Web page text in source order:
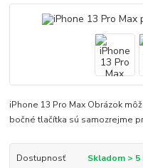
iPhone 13 Pro Max Obrázok
bočné tlačítka sú samozrejme
Dostupnosť
Skladom > 5